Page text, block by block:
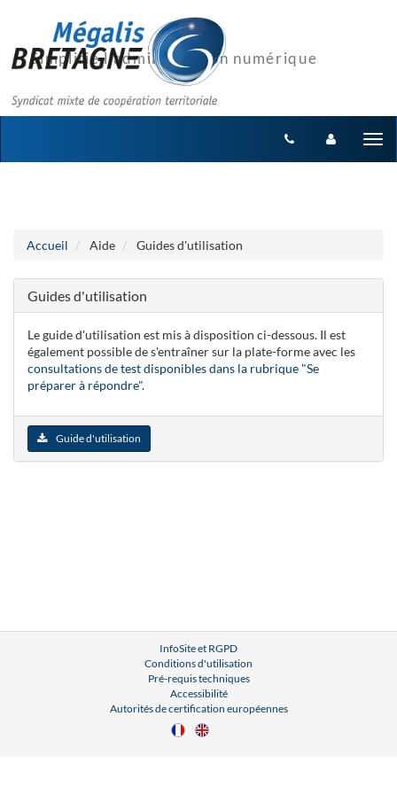
Accueil Aide Guides d'utilisation
Guides d'utilisation
Le guide d'utilisation est mis à disposition ci-dessous. Il est
également possible de s'entraîner sur la plate-forme avec les
consultations de test disponibles dans la rubrique "Se
préparer à répondre".
Guide d'utilisation
InfoSite et RGPD
Conditions d'utilisation
Pré-requis techniques
Accessibilité
Autorités de certification européennes